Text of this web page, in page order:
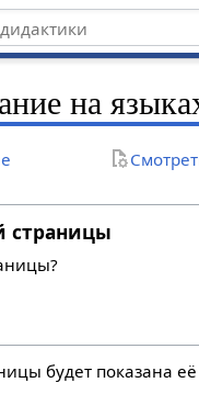
на
страницы
будет показана